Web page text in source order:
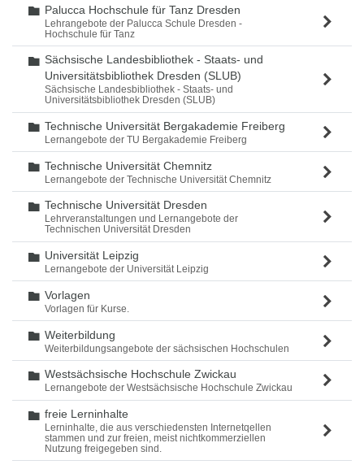
Ordner
Palucca Hochschule für Tanz Dresden
Lehrangebote der Palucca Schule Dresden -
Hochschule für Tanz
Ordner
Sächsische Landesbibliothek - Staats- und
Universitätsbibliothek Dresden (SLUB)
Sächsische Landesbibliothek - Staats- und
Universitätsbibliothek Dresden (SLUB)
Ordner
Technische Universität Bergakademie Freiberg
Lernangebote der TU Bergakademie Freiberg
Ordner
Technische Universität Chemnitz
Lernangebote der Technische Universität Chemnitz
Ordner
Technische Universität Dresden
Lehrveranstaltungen und Lernangebote der
Technischen Universität Dresden
Ordner
Universität Leipzig
Lernangebote der Universität Leipzig
Ordner
Vorlagen
Vorlagen für Kurse.
Ordner
Weiterbildung
Weiterbildungsangebote der sächsischen Hochschulen
Ordner
Westsächsische Hochschule Zwickau
Lernangebote der Westsächsische Hochschule Zwickau
Ordner
freie Lerninhalte
Lerninhalte, die aus verschiedensten Internetqellen
stammen und zur freien, meist nichtkommerziellen
Nutzung freigegeben sind.